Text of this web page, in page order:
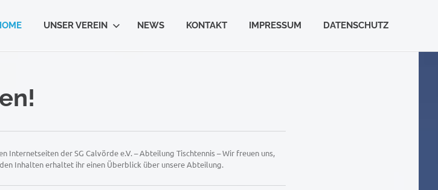
UNSER VEREIN NEWS KONTAKT IMPRESSUM DATENSCHUTZ
Internetseiten der SG Calvörde e.V. – Abteilung Tischtennis – Wir freuen uns,
Inhalten erhaltet ihr einen Überblick über unsere Abteilung.